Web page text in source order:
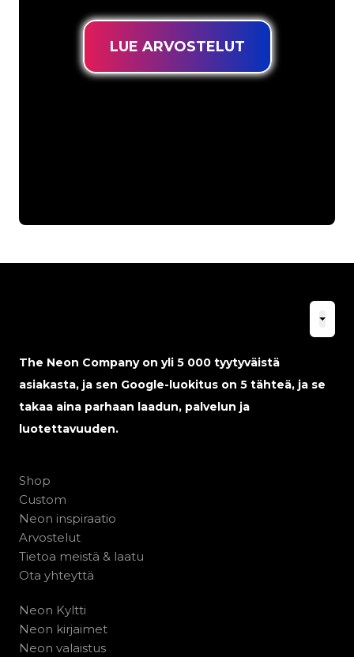
LUE ARVOSTELUT
The Neon Company on yli 5 000 tyytyväistä
asiakasta, ja sen Google-luokitus on 5 tähteä, ja se
takaa aina parhaan laadun, palvelun ja
luotettavuuden.
Shop
Custom
Neon inspiraatio
Arvostelut
Tietoa meistä & laatu
Ota yhteyttä
Neon Kyltti
Neon kirjaimet
Neon valaistus